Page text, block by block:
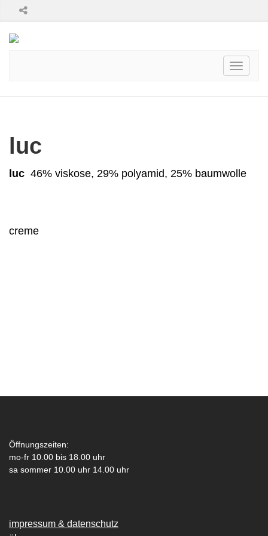
Toggle
luc
luc 46% viskose, 29% polyamid, 25% baumwolle
creme
Öffnungszeiten:
mo-fr 10.00 bis 18.00 uhr
sa sommer 10.00 uhr 14.00 uhr
impressum & datenschutz